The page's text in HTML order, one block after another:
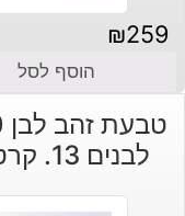
₪259
הוסף לסל